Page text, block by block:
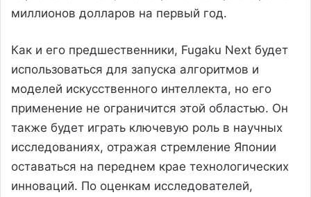
миллионов долларов на первый год.
Как и его предшественники, Fugaku Next будет
использоваться для запуска алгоритмов и
моделей искусственного интеллекта, но его
применение не ограничится этой областью. Он
также будет играть ключевую роль в научных
исследованиях, отражая стремление Японии
оставаться на переднем крае технологических
инноваций. По оценкам исследователей,